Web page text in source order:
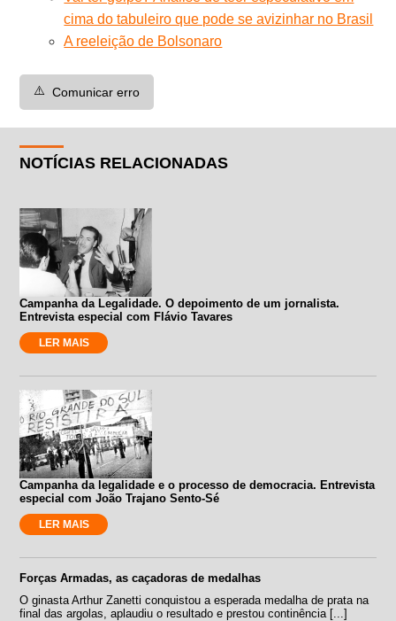
cima do tabuleiro que pode se avizinhar no Brasil
A reeleição de Bolsonaro
⚠️ Comunicar erro
NOTÍCIAS RELACIONADAS
Campanha da Legalidade. O depoimento de um jornalista.
Entrevista especial com Flávio Tavares
LER MAIS
Campanha da legalidade e o processo de democracia. Entrevista
especial com João Trajano Sento-Sé
LER MAIS
Forças Armadas, as caçadoras de medalhas
O ginasta Arthur Zanetti conquistou a esperada medalha de prata na
final das argolas, aplaudiu o resultado e prestou continência [...]